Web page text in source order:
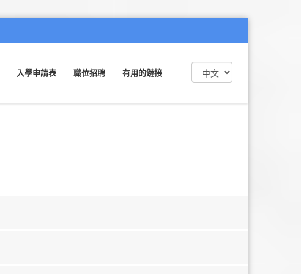
入學申請表 職位招聘 有用的鏈接